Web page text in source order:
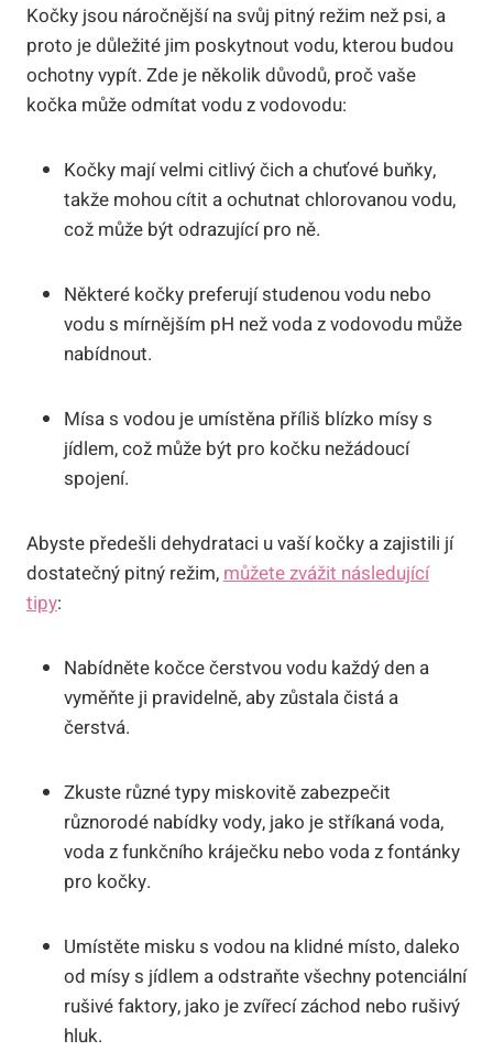
Kočky jsou náročnější na svůj pitný režim než psi, a
proto je důležité jim poskytnout vodu, kterou budou
ochotny vypít. Zde je několik důvodů, proč vaše
kočka může odmítat vodu z vodovodu:
Kočky mají velmi citlivý čich a chuťové buňky,
takže mohou cítit a ochutnat chlorovanou vodu,
což může být odrazující pro ně.
Některé kočky preferují studenou vodu nebo
vodu s mírnějším pH než voda z vodovodu může
nabídnout.
Mísa s vodou je umístěna příliš blízko mísy s
jídlem, což může být pro kočku nežádoucí
spojení.
Abyste předešli dehydrataci u vaší kočky a zajistili jí
dostatečný pitný režim, můžete zvážit následující
tipy:
Nabídněte kočce čerstvou vodu každý den a
vyměňte ji pravidelně, aby zůstala čistá a
čerstvá.
Zkuste různé typy miskovitě zabezpečit
různorodé nabídky vody, jako je stříkaná voda,
voda z funkčního kráječku nebo voda z fontánky
pro kočky.
Umístěte misku s vodou na klidné místo, daleko
od mísy s jídlem a odstraňte všechny potenciální
rušivé faktory, jako je zvířecí záchod nebo rušivý
hluk.